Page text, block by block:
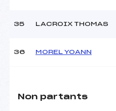
35 LACROIX THOMAS
36 MOREL YOANN
Non partants